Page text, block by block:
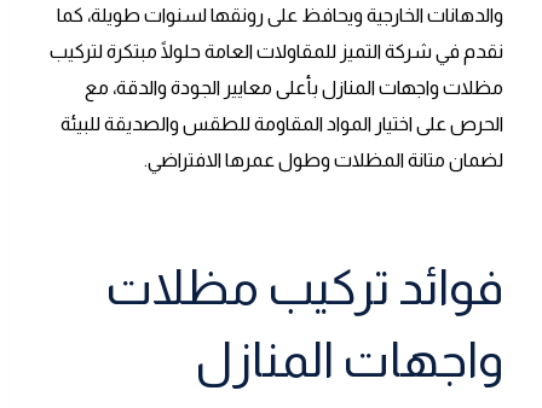
والدهانات الخارجية ويحافظ على رونقها لسنوات طويلة، كما
نقدم في شركة التميز للمقاولات العامة حلولًا مبتكرة لتركيب
مظلات واجهات المنازل بأعلى معايير الجودة والدقة، مع
الحرص على اختيار المواد المقاومة للطقس والصديقة للبيئة
لضمان متانة المظلات وطول عمرها الافتراضي.
فوائد تركيب مظلات
واجهات المنازل